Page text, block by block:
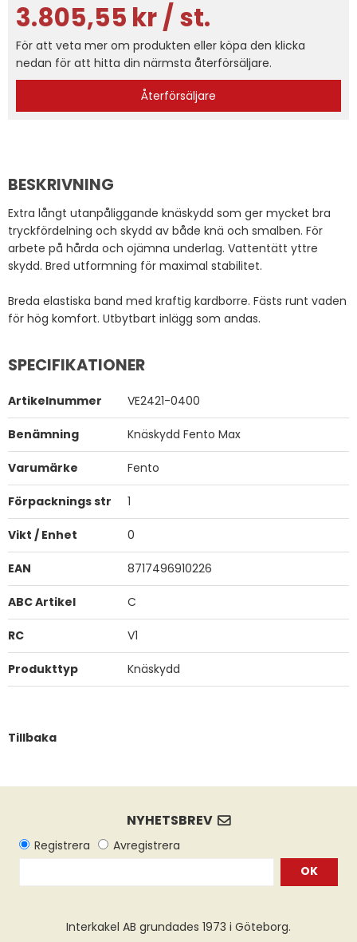
3.805,55 kr/ st.
För att veta mer om produkten eller köpa den klicka
nedan för att hitta din närmsta återförsäljare.
Återförsäljare
BESKRIVNING
Extra långt utanpåliggande knäskydd som ger mycket bra
tryckfördelning och skydd av både knä och smalben. För
arbete på hårda och ojämna underlag. Vattentätt yttre
skydd. Bred utformning för maximal stabilitet.
Breda elastiska band med kraftig kardborre. Fästs runt vaden
för hög komfort. Utbytbart inlägg som andas.
SPECIFIKATIONER
Artikelnummer VE2421-0400
Benämning Knäskydd Fento Max
Varumärke Fento
Förpacknings str 1
Vikt / Enhet 0
EAN 8717496910226
ABC Artikel C
RC V1
Produkttyp Knäskydd
Tillbaka
OK
Interkakel AB grundades 1973 i Göteborg.